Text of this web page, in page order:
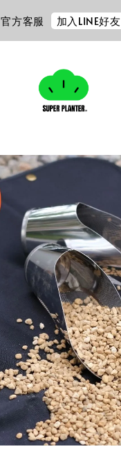
官方客服 加入LINE好友